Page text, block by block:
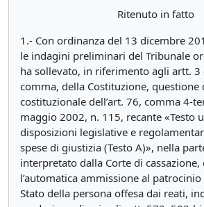
Ritenuto in fatto
1.- Con ordinanza del 13 dicembre
le indagini preliminari del Tribunale
ha sollevato, in riferimento agli artt. 3
comma, della Costituzione,
costituzionale dell’art. 76, comma 4-
maggio 2002, n. 115, recante «Testo
disposizioni legislative e
spese di giustizia (Testo A)», nella
interpretato dalla Corte di
l’automatica ammissione al
Stato della persona offesa dai reati,